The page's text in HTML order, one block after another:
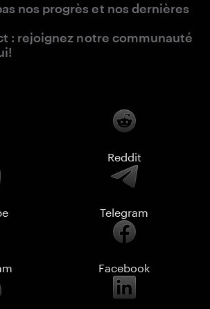
nos progrès et nos dernières
: rejoignez notre communauté
Reddit
Telegram
Facebook